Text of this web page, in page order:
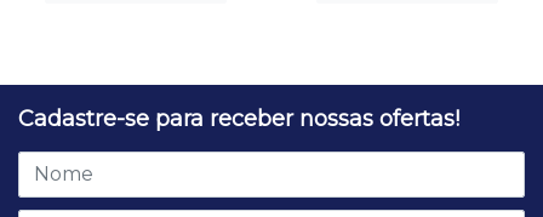
Cadastre-se para receber nossas ofertas!